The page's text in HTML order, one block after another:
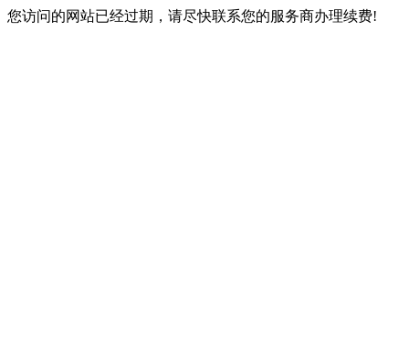
您访问的网站已经过期，请尽快联系您的服务商办理续费!